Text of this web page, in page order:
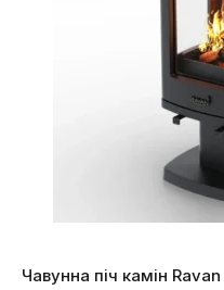
Чавунна піч камін